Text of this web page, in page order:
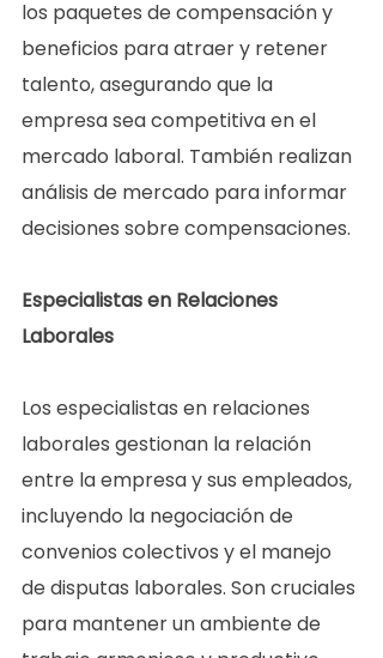
los paquetes de compensación y
beneficios para atraer y retener
talento, asegurando que la
empresa sea competitiva en el
mercado laboral. También realizan
análisis de mercado para informar
decisiones sobre compensaciones.
Especialistas en Relaciones
Laborales
Los especialistas en relaciones
laborales gestionan la relación
entre la empresa y sus empleados,
incluyendo la negociación de
convenios colectivos y el manejo
de disputas laborales. Son cruciales
para mantener un ambiente de